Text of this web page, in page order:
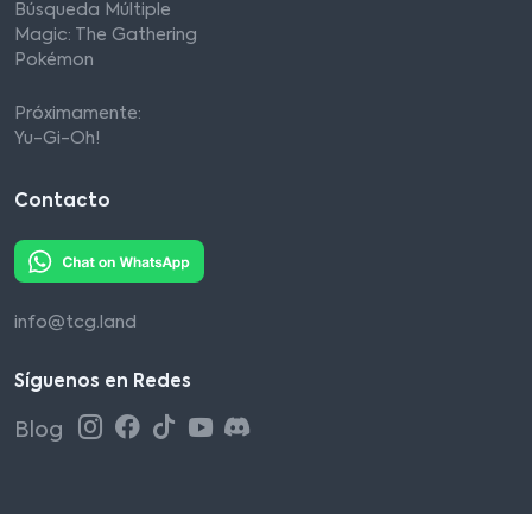
Búsqueda Múltiple
Magic: The Gathering
Pokémon
Próximamente:
Yu-Gi-Oh!
Contacto
info@tcg.land
Síguenos en Redes
Blog